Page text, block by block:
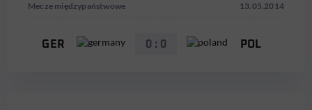
Mecze międzypaństwowe 13.05.2014
GER 0 : 0 POL